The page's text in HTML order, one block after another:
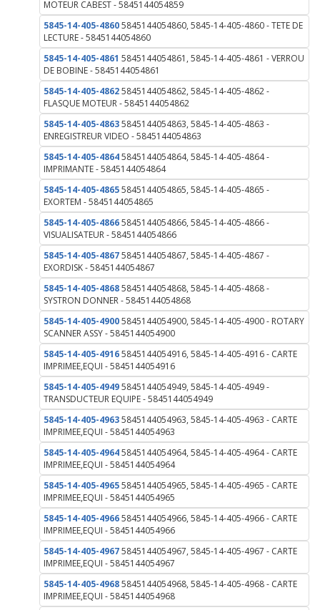
MOTEUR CABEST - 5845144054859
5845-14-405-48605845144054860, 5845-14-405-4860 - TETE DE
LECTURE - 5845144054860
5845-14-405-4861 5845144054861, 5845-14-405-4861 - VERROU
DE BOBINE - 5845144054861
5845-14-405-48625845144054862, 5845-14-405-4862 -
FLASQUE MOTEUR - 5845144054862
5845-14-405-48635845144054863, 5845-14-405-4863 -
ENREGISTREUR VIDEO - 5845144054863
5845-14-405-48645845144054864, 5845-14-405-4864 -
IMPRIMANTE - 5845144054864
5845-14-405-48655845144054865, 5845-14-405-4865 -
EXORTEM - 5845144054865
5845-14-405-48665845144054866, 5845-14-405-4866 -
VISUALISATEUR - 5845144054866
5845-14-405-48675845144054867, 5845-14-405-4867 -
EXORDISK - 5845144054867
5845-14-405-48685845144054868, 5845-14-405-4868 -
SYSTRON DONNER - 5845144054868
5845-14-405-49005845144054900, 5845-14-405-4900 - ROTARY
SCANNER ASSY - 5845144054900
5845-14-405-49165845144054916, 5845-14-405-4916 - CARTE
IMPRIMEE,EQUI - 5845144054916
5845-14-405-49495845144054949, 5845-14-405-4949 -
TRANSDUCTEUR EQUIPE - 5845144054949
5845-14-405-49635845144054963, 5845-14-405-4963 - CARTE
IMPRIMEE,EQUI - 5845144054963
5845-14-405-49645845144054964, 5845-14-405-4964 - CARTE
IMPRIMEE,EQUI - 5845144054964
5845-14-405-49655845144054965, 5845-14-405-4965 - CARTE
IMPRIMEE,EQUI - 5845144054965
5845-14-405-49665845144054966, 5845-14-405-4966 - CARTE
IMPRIMEE,EQUI - 5845144054966
5845-14-405-49675845144054967, 5845-14-405-4967 - CARTE
IMPRIMEE,EQUI - 5845144054967
5845-14-405-49685845144054968, 5845-14-405-4968 - CARTE
IMPRIMEE,EQUI - 5845144054968